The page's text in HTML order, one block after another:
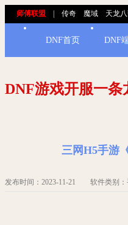
师傅联盟 传奇 魔域 天龙
DNF首页 DNF
DNF游戏开服一条
三网H5手游
发布时间：2023-11-21 软件类别